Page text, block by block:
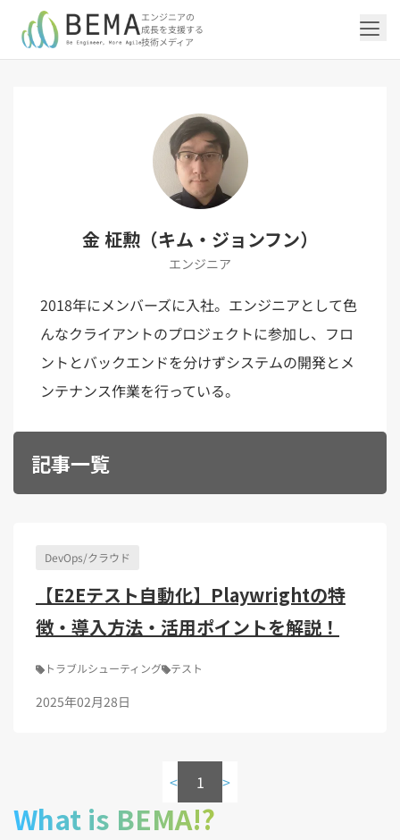
エンジニアの
成長を支援する
技術メディア
「アジャイル開発/スクラム」の記事一覧を
スクラムマスター（19）
アジャイル（15）
「DevOps/クラウド」の記事一覧を見る
「DevOps/クラウド」のタグ一覧
AWS（20）
CI/CD（9）
Terraform（6）
インフラストラクチャ（5）
Docker（4）
サーバーレス（3）
CloudWatch（2）
CodeCommit（2）
Amplify（2）
Ansible（2）
Google Cloud（1）
DevSecOps（1）
Platform Engineering（1）
SRE（1）
さくらのクラウド（1）
helm（1）
Kubernetes（1）
Lambda（1）
「AI」の記事一覧を見る
生成AI（13）
AIエージェント（4）
NotebookLM（3）
Gemini（3）
CNN（1）
「バックエンド」の記事一覧を見る
「バックエンド」のタグ一覧
Oracle APEX（5）
Python（4）
API（2）
Ruby（2）
SQL（1）
アクセス制御（1）
MySQL（1）
「Flutter/モバイル」の記事一覧を見る
「Flutter/モバイル」のタグ一覧
Flutter（38）
Dart（6）
Swift（2）
アプリ開発（1）
「Jamstack/フロントエンド」の記事一覧
Astro（10）
JavaScript（4）
WordPress（3）
SEO（1）
Redux（1）
React（1）
「others」の記事一覧を見る
「others」のタグ一覧
エンジニア組織（48）
イベント（42）
アドベントカレンダー2024（25）
スキルアップ（24）
日本CTO協会（18）
若手エンジニア（12）
トラブルシューティング（12）
キャリア（8）
内製化（7）
マネジメント（6）
UI/UX（5）
DX推進（5）
オープンイノベーション（4）
デジタル人材育成（4）
PMO（3）
金 柾勲（キム・ジョンフン）
エンジニア
2018年にメンバーズに入社。エンジニアとして色
んなクライアントのプロジェクトに参加し、フロ
ントとバックエンドを分けずシステムの開発とメ
ンテナンス作業を行っている。
記事一覧
DevOps/クラウド
【E2Eテスト自動化】Playwrightの特
徴・導入方法・活用ポイントを解説！
トラブルシューティング テスト
2025年02月28日
< 1 >
What is BEMA!?